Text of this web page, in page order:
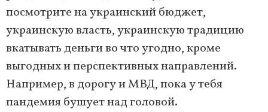
посмотрите на украинский бюджет,
украинскую власть, украинскую традицию
вкатывать деньги во что угодно, кроме
выгодных и перспективных направлений.
Например, в дорогу и МВД, пока у тебя
пандемия бушует над головой.